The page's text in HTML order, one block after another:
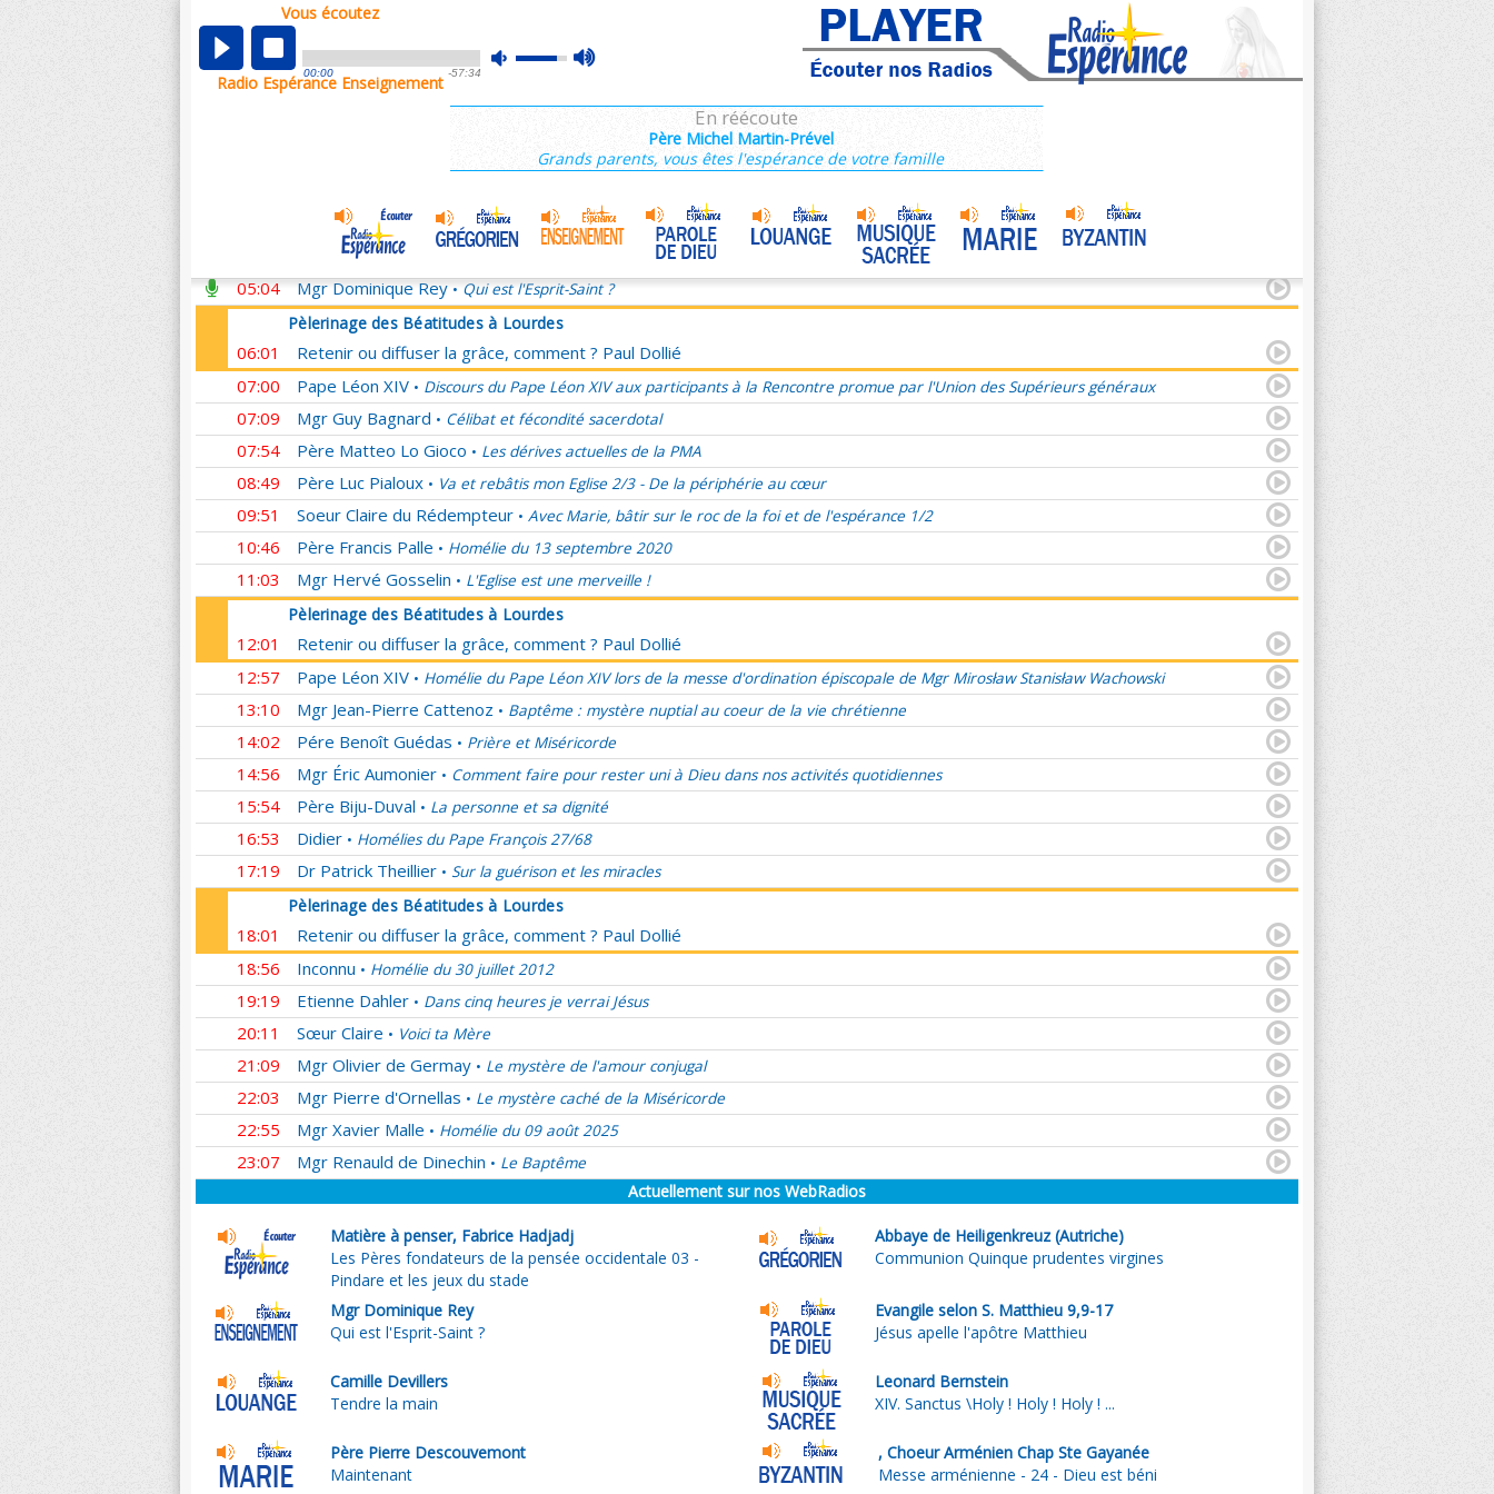
Vous écoutez
mute
max
00:00 -57:34
Radio Espérance Enseignement
En réécoute
Père Michel Martin-Prével
Grands parents, vous êtes l'espérance de votre famille
Pèlerinage des Béatitudes à Lourdes
00:01
Retenir ou diffuser la grâce, comment ? Paul Dollié
00:59
Mgr Michel Aupetit
Passé, présent, futur, évangéliser le temps
Il m’a aimé et s’est livré pour moi
Père Jean-Rodolphe Kars • Marie, Mère de Miséricorde
Père Franck Zeuschner Homélie du 33e Dimanche du TO, 17 novembre 2024
05:04 Mgr Dominique Rey • Qui est l'Esprit-Saint ?
Pèlerinage des Béatitudes à Lourdes
06:01
Retenir ou diffuser la grâce, comment ? Paul Dollié
07:00
Pape Léon XIV • Discours du Pape Léon XIV aux participants à la Rencontre promue par l'Union des Supérieurs généraux
07:09 Mgr Guy Bagnard • Célibat et fécondité sacerdotal
07:54 Père Matteo Lo Gioco • Les dérives actuelles de la PMA
08:49 Père Luc Pialoux • Va et rebâtis mon Eglise 2/3 - De la périphérie au cœur
09:51 Soeur Claire du Rédempteur • Avec Marie, bâtir sur le roc de la foi et de l'espérance 1/2
10:46 Père Francis Palle • Homélie du 13 septembre 2020
11:03 Mgr Hervé Gosselin • L'Eglise est une merveille !
Pèlerinage des Béatitudes à Lourdes
12:01
Retenir ou diffuser la grâce, comment ? Paul Dollié
12:57
Pape Léon XIV • Homélie du Pape Léon XIV lors de la messe d'ordination épiscopale de Mgr Mirosław Stanisław Wachowski
13:10 Mgr Jean-Pierre Cattenoz • Baptême : mystère nuptial au coeur de la vie chrétienne
14:02 Pére Benoît Guédas • Prière et Miséricorde
14:56 Mgr Éric Aumonier • Comment faire pour rester uni à Dieu dans nos activités quotidiennes
15:54 Père Biju-Duval • La personne et sa dignité
16:53 Didier • Homélies du Pape François 27/68
17:19 Dr Patrick Theillier • Sur la guérison et les miracles
Pèlerinage des Béatitudes à Lourdes
18:01
Retenir ou diffuser la grâce, comment ? Paul Dollié
18:56
Inconnu • Homélie du 30 juillet 2012
19:19 Etienne Dahler • Dans cinq heures je verrai Jésus
20:11 Sœur Claire • Voici ta Mère
21:09 Mgr Olivier de Germay • Le mystère de l'amour conjugal
22:03 Mgr Pierre d'Ornellas • Le mystère caché de la Miséricorde
22:55 Mgr Xavier Malle • Homélie du 09 août 2025
23:07 Mgr Renauld de Dinechin • Le Baptême
Actuellement sur nos WebRadios
Matière à penser, Fabrice Hadjadj
Les Pères fondateurs de la pensée occidentale 03 -
Pindare et les jeux du stade
Abbaye de Heiligenkreuz (Autriche)
Communion Quinque prudentes virgines
Mgr Dominique Rey
Qui est l'Esprit-Saint ?
Evangile selon S. Matthieu 9,9-17
Jésus apelle l'apôtre Matthieu
Camille Devillers
Tendre la main
Leonard Bernstein
XIV. Sanctus \Holy ! Holy ! Holy ! ...
Père Pierre Descouvemont
Maintenant
, Choeur Arménien Chap Ste Gayanée
Messe arménienne - 24 - Dieu est béni